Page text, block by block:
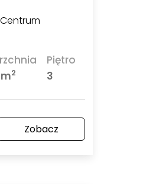
2
Piętro
3
Zobacz